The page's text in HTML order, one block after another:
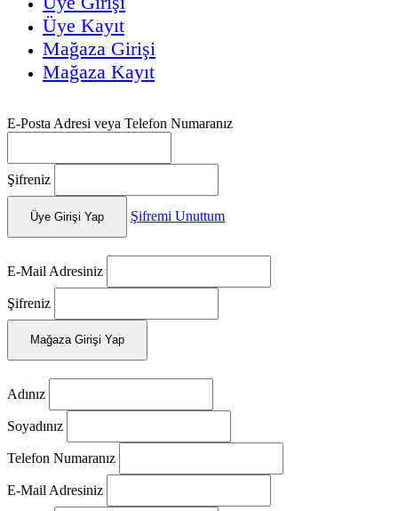
Üye Kayıt
Mağaza Girişi
Mağaza Kayıt
E-Posta Adresi veya Telefon Numaranız
Şifreniz
Üye Girişi Yap Şifremi Unuttum
E-Mail Adresiniz
Şifreniz
Mağaza Girişi Yap
Adınız
Soyadınız
Telefon Numaranız
E-Mail Adresiniz